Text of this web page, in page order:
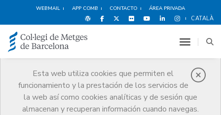
WEBMAIL APP COMB CONTACTO ÁREA PRIVADA
CATALÀ
Esta web utiliza cookies que permiten el
funcionamiento y la prestación de los servicios de
la web así como cookies analíticas y de sesión que
almacenan y recuperan información cuando navegas.
toggle
Noticias
Comunicación
Noticias
El día a día de un médico de familia triunfa en las redes en un vídeo de